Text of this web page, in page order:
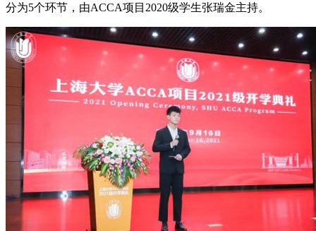
分为5个环节，由ACCA项目2020级学生张瑞金主持。